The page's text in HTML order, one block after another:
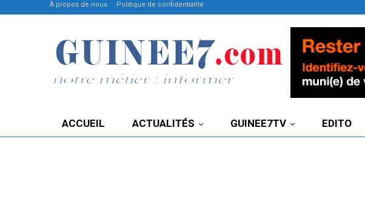
À propos de nous Politique de confidentialité
ACCUEIL ACTUALITÉS GUINEE7TV EDITO